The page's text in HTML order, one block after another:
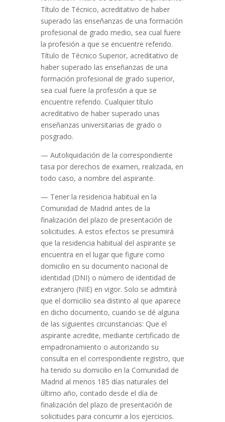
Título de Técnico, acreditativo de haber
superado las enseñanzas de una formación
profesional de grado medio, sea cual fuere
la profesión a que se encuentre referido.
Título de Técnico Superior, acreditativo de
haber superado las enseñanzas de una
formación profesional de grado superior,
sea cual fuere la profesión a que se
encuentre referido. Cualquier título
acreditativo de haber superado unas
enseñanzas universitarias de grado o
posgrado.
— Autoliquidación de la correspondiente
tasa por derechos de examen, realizada, en
todo caso, a nombre del aspirante.
— Tener la residencia habitual en la
Comunidad de Madrid antes de la
finalización del plazo de presentación de
solicitudes. A estos efectos se presumirá
que la residencia habitual del aspirante se
encuentra en el lugar que figure como
domicilio en su documento nacional de
identidad (DNI) o número de identidad de
extranjero (NIE) en vigor. Solo se admitirá
que el domicilio sea distinto al que aparece
en dicho documento, cuando se dé alguna
de las siguientes circunstancias: Que el
aspirante acredite, mediante certificado de
empadronamiento o autorizando su
consulta en el correspondiente registro, que
ha tenido su domicilio en la Comunidad de
Madrid al menos 185 días naturales del
último año, contado desde el día de
finalización del plazo de presentación de
solicitudes para concurrir a los ejercicios.